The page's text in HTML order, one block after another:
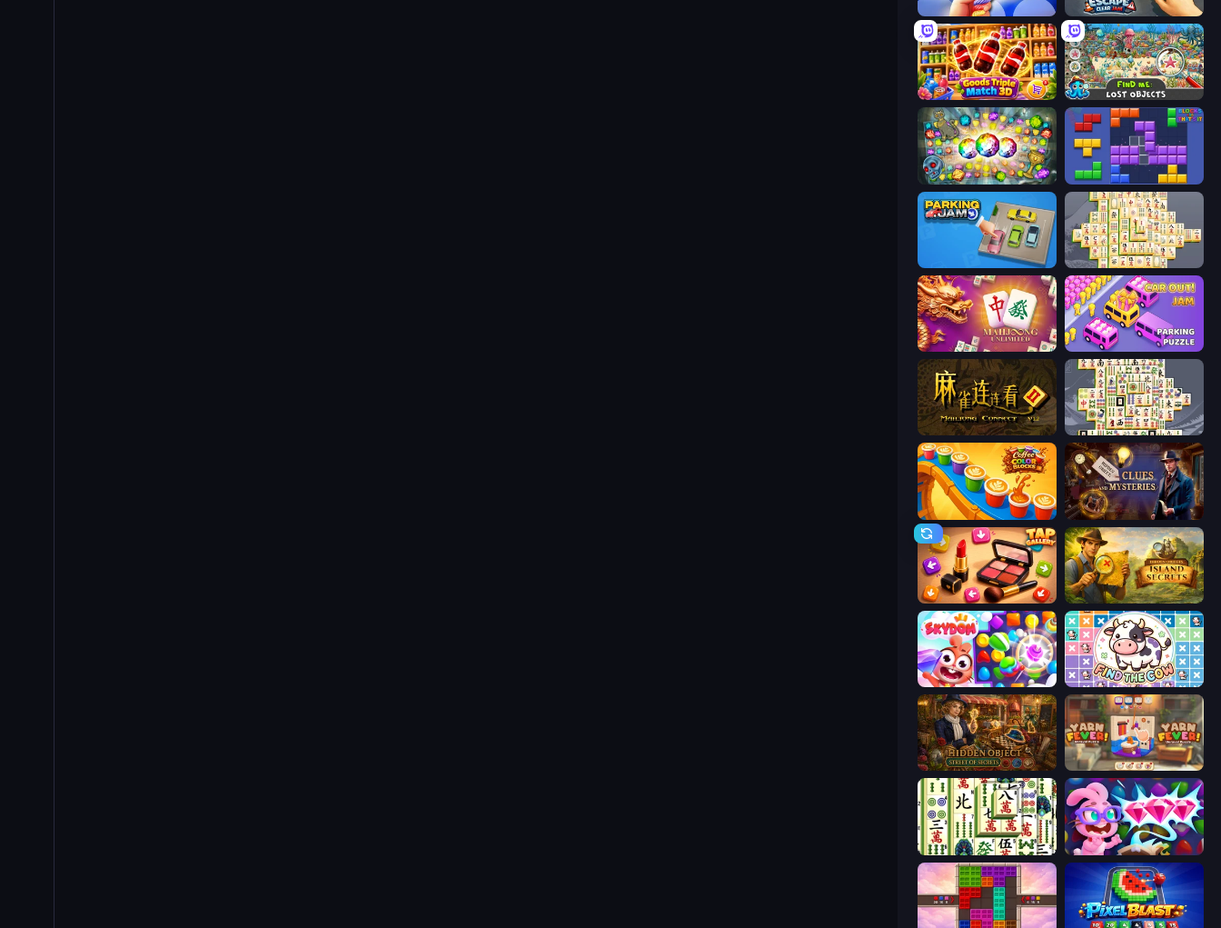
Twisted Tangle Bus Escape: Clear Jam
Goods Triple Match 3D Find Me: Lost Objects
Forgotten Treasure 2 Blocks and that’s it
Mahjong Online
Mahjong Unlimited Car OUT! Jam Parking Puzzle
Mahjong Connect 2 (Legacy) Mahjong Titans
Coffee Color Blocks Hidden Object: Clues and Mysteries
Tap Gallery Hidden Objects: Island Secrets
Skydom Find The Cow
Hidden Object: Street Of Secrets Yarn Fever! Unravel Puzzle
Mahjong Shanghai Skydom: Reforged